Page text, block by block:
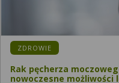
ZDROWIE
Rak pęcherza
nowoczesne możliwości